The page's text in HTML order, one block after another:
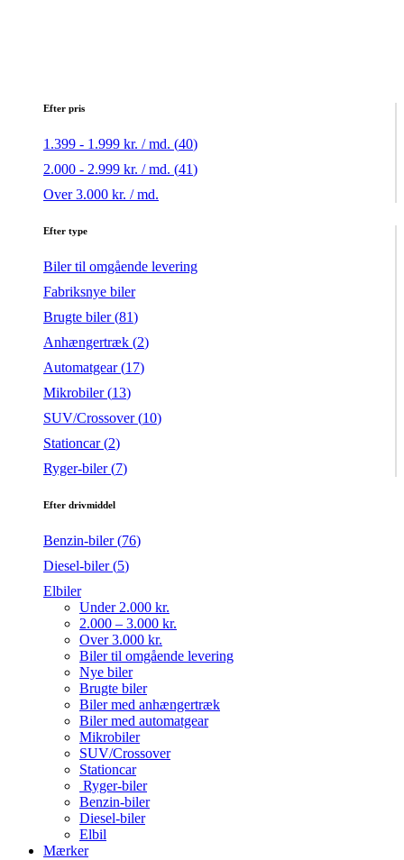
Efter pris
1.399 - 1.999 kr. / md. (40)
2.000 - 2.999 kr. / md. (41)
Over 3.000 kr. / md.
Efter type
Biler til omgående levering
Fabriksnye biler
Brugte biler (81)
Anhængertræk (2)
Automatgear (17)
Mikrobiler (13)
SUV/Crossover (10)
Stationcar (2)
Ryger-biler (7)
Efter drivmiddel
Benzin-biler (76)
Diesel-biler (5)
Elbiler
Under 2.000 kr.
2.000 – 3.000 kr.
Over 3.000 kr.
Biler til omgående levering
Nye biler
Brugte biler
Biler med anhængertræk
Biler med automatgear
Mikrobiler
SUV/Crossover
Stationcar
Ryger-biler
Benzin-biler
Diesel-biler
Elbil
Mærker